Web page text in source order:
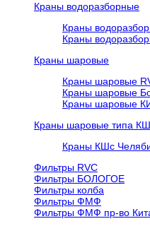
Краны водоразборные
Краны
Краны
Краны шаровые
Краны шаровые
Краны шаровые
Краны шаровые
Краны шаровые типа
Краны КШс
Фильтры RVC
Фильтры БОЛОГОЕ
Фильтры колба
Фильтры ФМФ
Фильтры ФМФ пр-во